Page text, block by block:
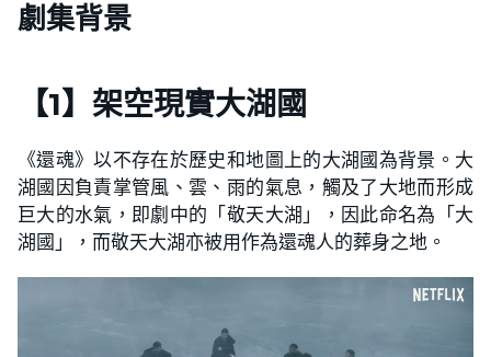
劇集背景
【1】 架空現實大湖國
《還魂》以不存在於歷史和地圖上的大湖國為背景。大
湖國因負責掌管風、雲、雨的氣息，觸及了大地而形成
巨大的水氣，即劇中的「敬天大湖」，因此命名為「大
湖國」，而敬天大湖亦被用作為還魂人的葬身之地。